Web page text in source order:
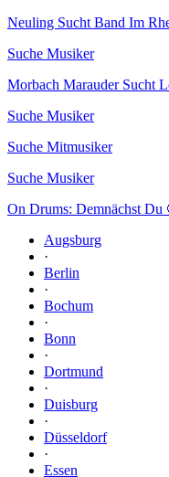
Neuling Sucht Band Im
Suche Musiker
Morbach Marauder Sucht
Suche Musiker
Suche Mitmusiker
Suche Musiker
On Drums: Demnächst
Augsburg
·
Berlin
·
Bochum
·
Bonn
·
Dortmund
·
Duisburg
·
Düsseldorf
·
Essen